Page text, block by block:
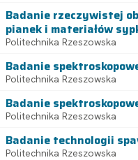
Badanie rzeczywistej
pianek i materiałów
Politechnika Rzeszowska
Badanie
Politechnika Rzeszowska
Badanie
Politechnika Rzeszowska
Badanie technologii
Politechnika Rzeszowska